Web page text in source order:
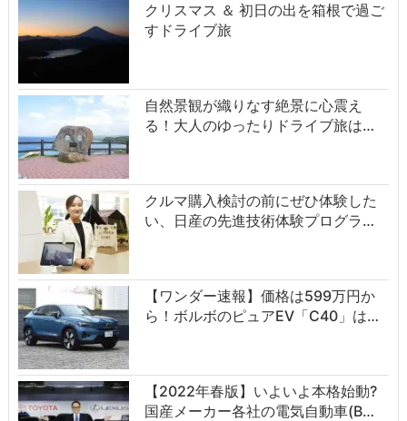
クリスマス ＆ 初日の出を箱根で過ご
すドライブ旅
自然景観が織りなす絶景に心震え
る！大人のゆったりドライブ旅は…
クルマ購入検討の前にぜひ体験した
い、日産の先進技術体験プログラ…
【ワンダー速報】価格は599万円か
ら！ボルボのピュアEV「C40」は…
【2022年春版】いよいよ本格始動?
国産メーカー各社の電気自動車(B…